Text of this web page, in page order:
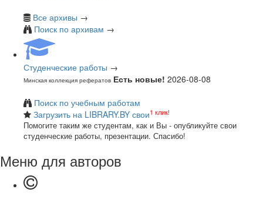
Все архивы →
Поиск по архивам →
Студенческие работы →
Минская коллекция рефератов Есть новые! 2026-08-08
Поиск по учебным работам
Загрузить на LIBRARY.BY свои1 клик!
Помогите таким же студентам, как и Вы - опубликуйте свои
студенческие работы, презентации. Спасибо!
Меню для авторов